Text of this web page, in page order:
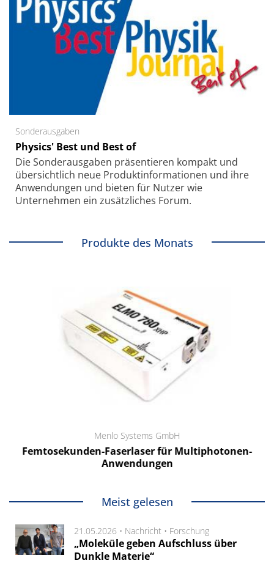
Sonderausgaben
Physics' Best und Best of
Die Sonder­ausgaben präsentieren kompakt und
übersichtlich neue Produkt­informationen und ihre
Anwendungen und bieten für Nutzer wie
Unternehmen ein zusätzliches Forum.
Produkte des Monats
Menlo Systems GmbH
Femtosekunden-Faserlaser für Multiphotonen-
Anwendungen
Meist gelesen
21.05.2026 • Nachricht • Forschung
„Moleküle geben Aufschluss über
Dunkle Materie“